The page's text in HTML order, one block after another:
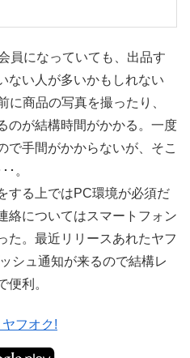
員になっていても、出品す
ない人が多いかもしれない
に商品の写真を撮ったり、
のが結構時間がかかる。一度
で手間がかからないが、そこ
･。
する上ではPC環境が必須だ
絡についてはスマートフォン
た。最近リリースあれたヤフ
シュ通知が来るので結構レ
便利。
フオク!